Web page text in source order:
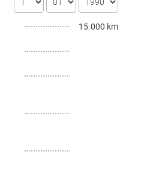
15.000 km